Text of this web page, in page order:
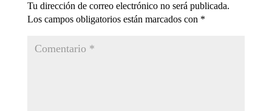
Tu dirección de correo electrónico no será publicada.
Los campos obligatorios están marcados con *